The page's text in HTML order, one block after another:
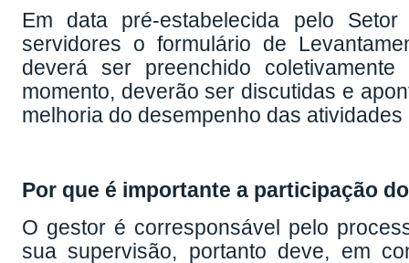
Em data pré-estabelecida pelo
servidores o formulário de
deverá ser preenchido
momento, deverão ser discutidas e
melhoria do desempenho das
Por que é importante a participação
O gestor é corresponsável pelo
sua supervisão, portanto deve, em